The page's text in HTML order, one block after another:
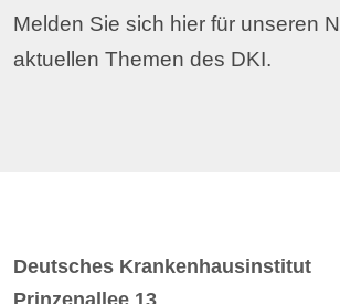
Melden Sie sich hier für unseren
aktuellen Themen des DKI.
Deutsches Krankenhausinstitut
Prinzenallee 13